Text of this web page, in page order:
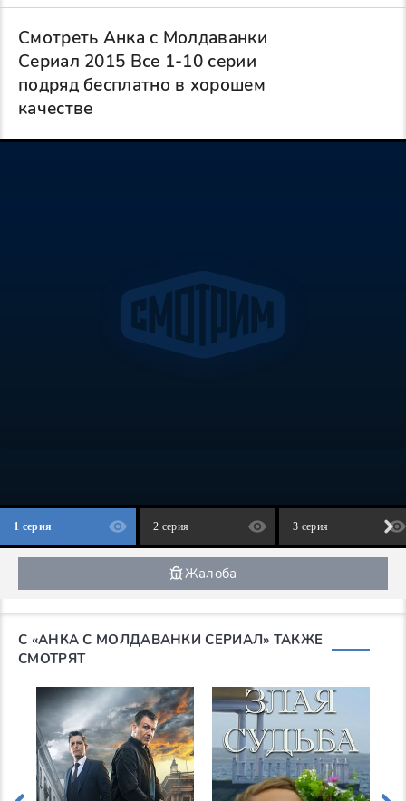
Смотреть Анка с Молдаванки
Сериал 2015 Все 1-10 серии
подряд бесплатно в хорошем
качестве
1 серия 2 серия 3 серия
Жалоба
С «АНКА С МОЛДАВАНКИ СЕРИАЛ» ТАКЖЕ
СМОТРЯТ